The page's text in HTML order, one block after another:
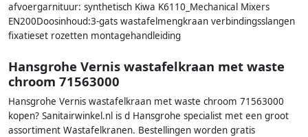
afvoergarnituur: synthetisch Kiwa K6110_Mechanical Mixers
EN200Doosinhoud:3-gats wastafelmengkraan verbindingsslangen
fixatieset rozetten montagehandleiding
Hansgrohe Vernis wastafelkraan met waste
chroom 71563000
Hansgrohe Vernis wastafelkraan met waste chroom 71563000
kopen? Sanitairwinkel.nl is d Hansgrohe specialist met een groot
assortiment Wastafelkranen. Bestellingen worden gratis